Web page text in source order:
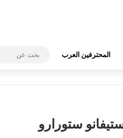
المحترفين العرب
ستورارو